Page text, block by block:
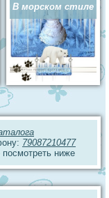
В морском стиле
79087210477
ниже